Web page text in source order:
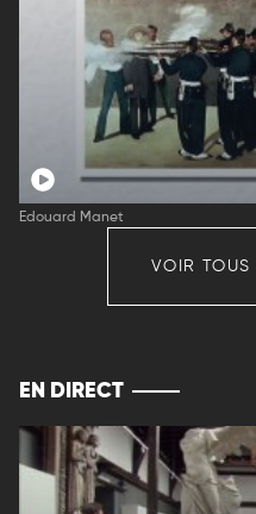
Edouard Manet
VOIR TOUS
EN DIRECT